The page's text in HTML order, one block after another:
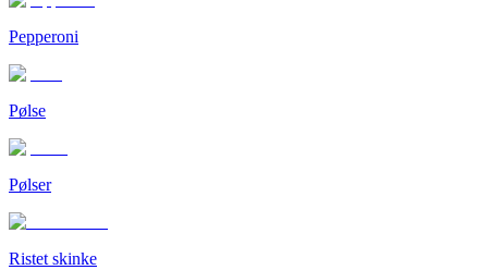
Pepperoni
Pølse
Pølser
Ristet skinke